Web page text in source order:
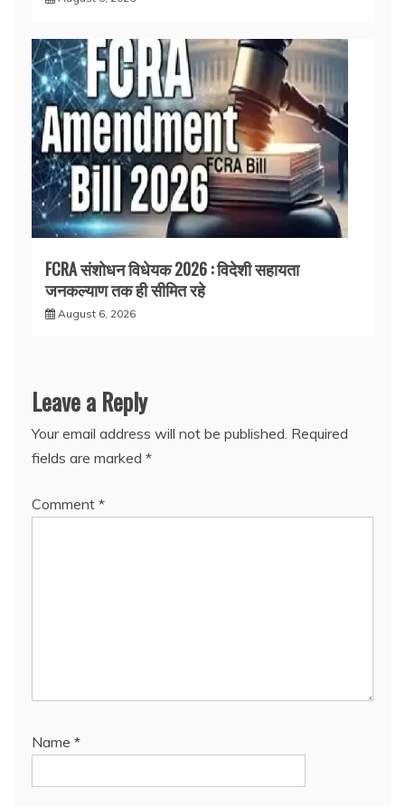
FCRA संशोधन विधेयक 2026 : विदेशी सहायता
जनकल्याण तक ही सीमित रहे
August 6, 2026
Leave a Reply
Your email address will not be published. Required
fields are marked *
Comment *
Name *